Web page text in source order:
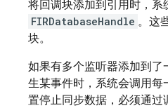
将回调块添加到引用时，系
FIRDatabaseHandle 。这
块。
如果有多个监听器添加到
生某事件时，系统会调用
置停止同步数据，必须通过